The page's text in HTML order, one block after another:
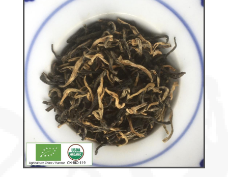
Découvrir
Pu'Erh
Comment
votre thé
Contactez-
nous !